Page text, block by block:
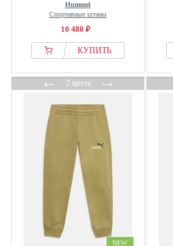
Hummel
Спортивные штаны
10 480 ₽
КУПИТЬ
←2 цвета→
NEW